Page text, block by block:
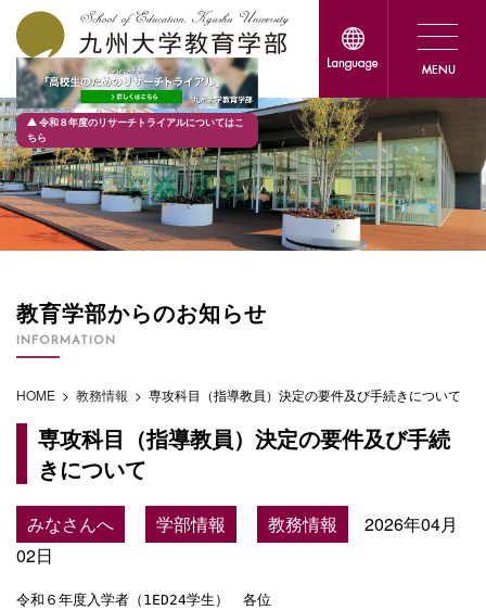
令和８年度のリサーチトライアルについてはこ
ちら
教育学部からのお知らせ
INFORMATION
HOME > 教務情報 > 専攻科目（指導教員）決定の要件及び手続きについて
専攻科目（指導教員）決定の要件及び手続
きについて
みなさんへ 学部情報 教務情報
2026年04月
02日
令和６年度入学者（1ED24学生）　各位